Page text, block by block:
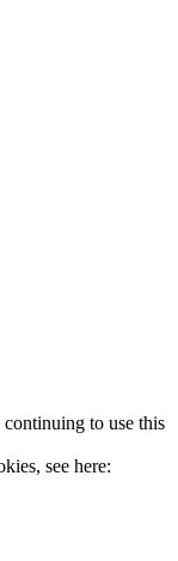
to use this
see here: